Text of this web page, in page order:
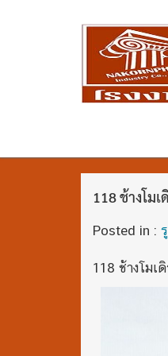
118 ช้างโม
Posted in :
118 ช้างโม